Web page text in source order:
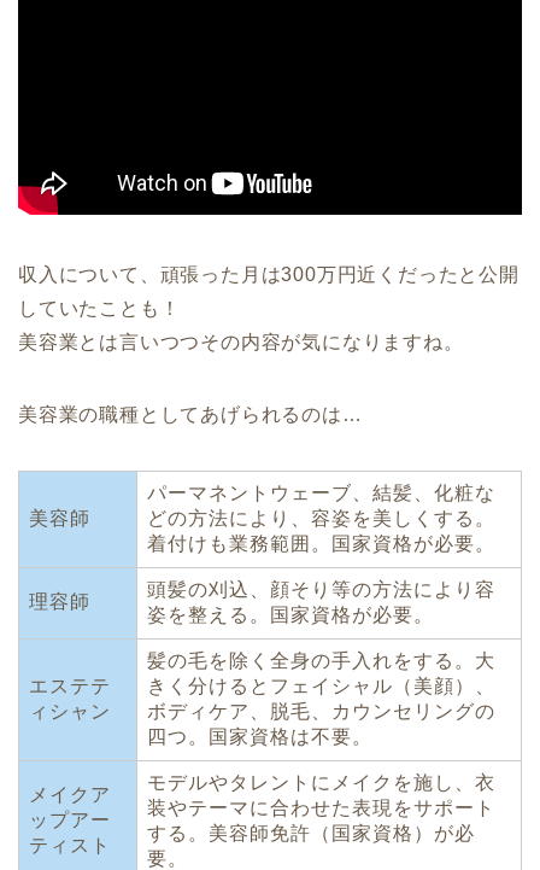
収入について、頑張った月は300万円近くだったと公開
していたことも！
美容業とは言いつつその内容が気になりますね。
美容業の職種としてあげられるのは…
美容師
パーマネントウェーブ、結髪、化粧な
どの方法により、容姿を美しくする。
着付けも業務範囲。国家資格が必要。
理容師
頭髪の刈込、顔そり等の方法により容
姿を整える。国家資格が必要。
エステテ
ィシャン
髪の毛を除く全身の手入れをする。大
きく分けるとフェイシャル（美顔）、
ボディケア、脱毛、カウンセリングの
四つ。国家資格は不要。
メイクア
ップアー
ティスト
モデルやタレントにメイクを施し、衣
装やテーマに合わせた表現をサポート
する。美容師免許（国家資格）が必
要。